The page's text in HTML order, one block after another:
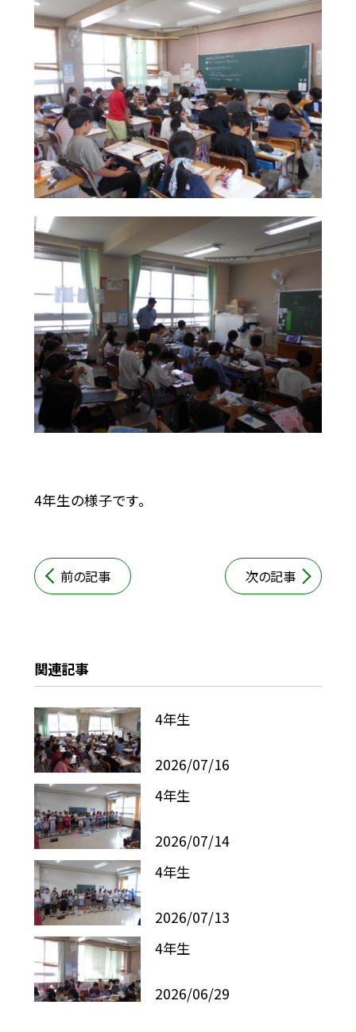
4年生の様子です。
前の記事 次の記事
関連記事
4年生
2026/07/16
4年生
2026/07/14
4年生
2026/07/13
4年生
2026/06/29